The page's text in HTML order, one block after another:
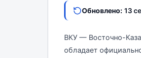
Обновлено: 13
ВКУ — Восточно-
обладает